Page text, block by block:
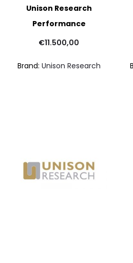
Unison Research
Performance
€11.500,00
Brand: Unison Research